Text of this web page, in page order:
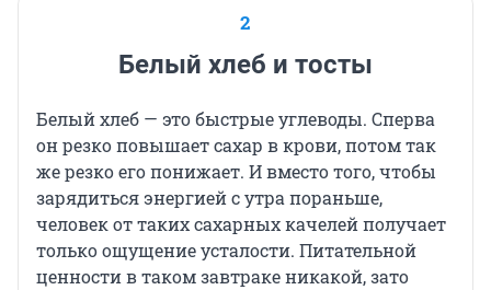
2
Белый хлеб и тосты
Белый хлеб — это быстрые углеводы. Сперва
он резко повышает сахар в крови, потом так
же резко его понижает. И вместо того, чтобы
зарядиться энергией с утра пораньше,
человек от таких сахарных качелей получает
только ощущение усталости. Питательной
ценности в таком завтраке никакой, зато